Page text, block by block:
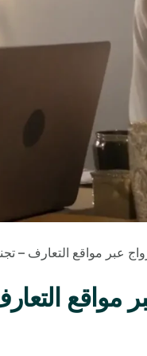
مواقع